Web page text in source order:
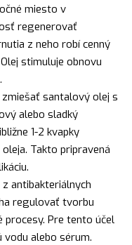
miesto v
regenerovať
z neho robí cenný
stimuluje obnovu
zmiešať santalový olej s
alebo sladký
1-2 kvapky
Takto pripravená
antibakteriálnych
regulovať tvorbu
procesy. Pre tento účel
alebo sérum.